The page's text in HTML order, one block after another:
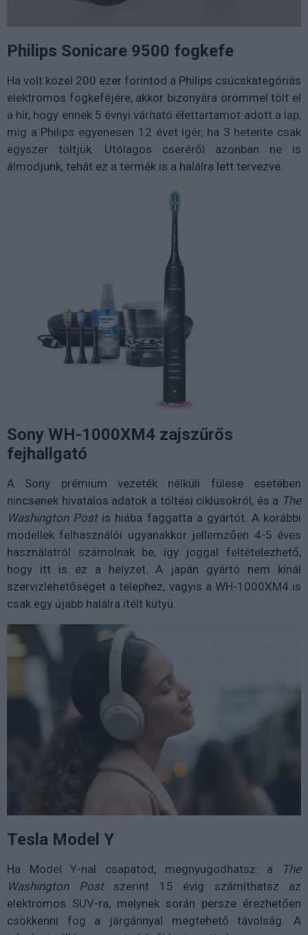
Philips Sonicare 9500 fogkefe
Ha volt közel 200 ezer forintod a Philips csúcskategóriás
elektromos fogkeféjére, akkor bizonyára örömmel tölt el
a hír, hogy ennek 5 évnyi várható élettartamot adott a lap,
míg a Philips egyenesen 12 évet ígér, ha 3 hetente csak
egyszer töltjük. Utólagos cseréről azonban ne is
álmodjunk, tehát ez a termék is a halálra lett tervezve.
Sony WH-1000XM4 zajszűrős
fejhallgató
A Sony prémium vezeték nélküli fülese esetében
nincsenek hivatalos adatok a töltési ciklusokról, és a The
Washington Postis hiába faggatta a gyártót. A korábbi
modellek felhasználói ugyanakkor jellemzően 4-5 éves
használatról számolnak be, így joggal feltételezhető,
hogy itt is ez a helyzet. A japán gyártó nem kínál
szervizlehetőséget a telephez, vagyis a WH-1000XM4 is
csak egy újabb halálra ítélt kütyü.
Tesla Model Y
Ha Model Y-nal csapatod, megnyugodhatsz: a
The
Washington Postszerint 15 évig számíthatsz az
elektromos SUV-ra, melynek során persze érezhetően
csökkenni fog a járgánnyal megtehető távolság. A